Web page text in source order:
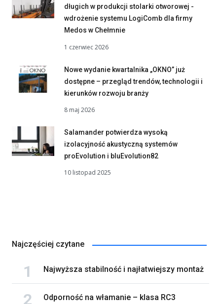
długich w produkcji stolarki otworowej -
wdrożenie systemu LogiComb dla firmy
Medos w Chełmnie
1 czerwiec 2026
Nowe wydanie kwartalnika „OKNO” już
dostępne – przegląd trendów, technologii i
kierunków rozwoju branży
8 maj 2026
Salamander potwierdza wysoką
izolacyjność akustyczną systemów
proEvolution i bluEvolution82
10 listopad 2025
Najczęściej czytane
Najwyższa stabilność i najłatwiejszy montaż
Odporność na włamanie – klasa RC3